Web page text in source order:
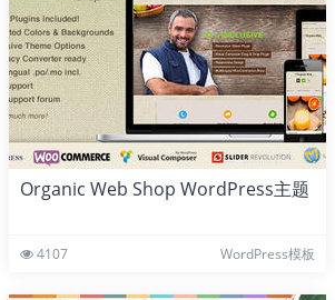
Organic Web Shop WordPress主题
4107 WordPress模板